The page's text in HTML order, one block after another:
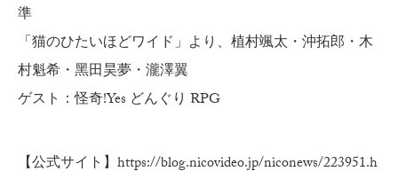
準
「猫のひたいほどワイド」より、植村颯太・沖拓郎・木
村魁希・黑田昊夢・瀧澤翼
ゲスト：怪奇!Yes どんぐり RPG
【公式サイト】 https://blog.nicovideo.jp/niconews/223951.h